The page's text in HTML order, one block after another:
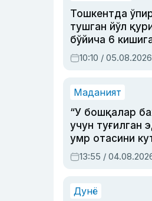
Тошкентда
тушган йўл
бўйича 6
ҳукми ўқилди
10:10 / 05.08.2026
Маданият
“У бошқалар
учун туғилган
умр отасини
актриса ва
устаси Римма
синовларга
13:55 /
Дунё